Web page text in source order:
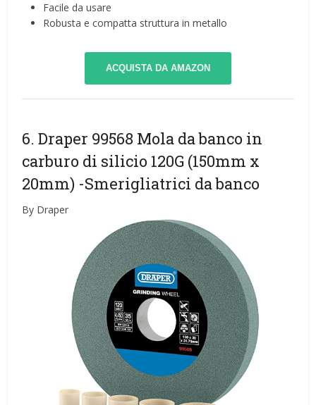
Facile da usare
Robusta e compatta struttura in metallo
ACQUISTA DA AMAZON
6. Draper 99568 Mola da banco in
carburo di silicio 120G (150mm x
20mm) -Smerigliatrici da banco
By Draper